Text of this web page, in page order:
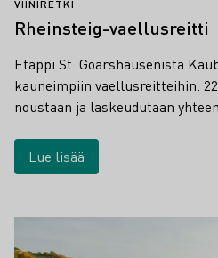
VIINIRETKI
Rheinsteig-vaellusreitti
Etappi St. Goarshausenista
kauneimpiin vaellusreitteihin.
noustaan ja laskeudutaan
Lue lisää